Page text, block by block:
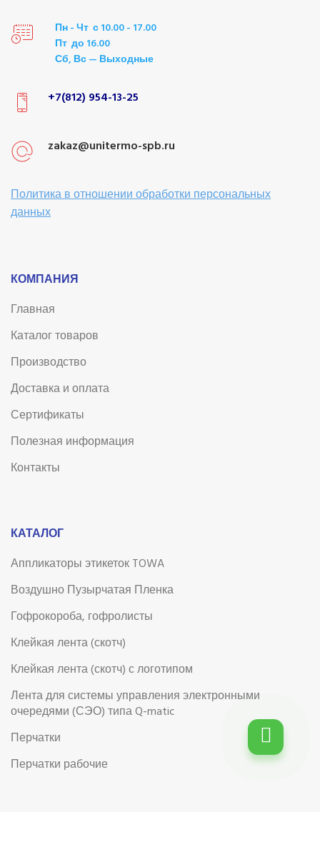
Пн - Чт с 10.00 - 17.00
Пт до 16.00
Сб, Вс — Выходные
+7(812) 954-13-25
zakaz@unitermo-spb.ru
Политика в отношении обработки персональных
данных
КОМПАНИЯ
Главная
Каталог товаров
Производство
Доставка и оплата
Сертификаты
Полезная информация
Контакты
КАТАЛОГ
Аппликаторы этикеток TOWA
Воздушно Пузырчатая Пленка
Гофрокороба, гофролисты
Клейкая лента (скотч)
Клейкая лента (скотч) с логотипом
Лента для системы управления электронными
очередями (СЭО) типа Q-matic
Перчатки
Перчатки рабочие